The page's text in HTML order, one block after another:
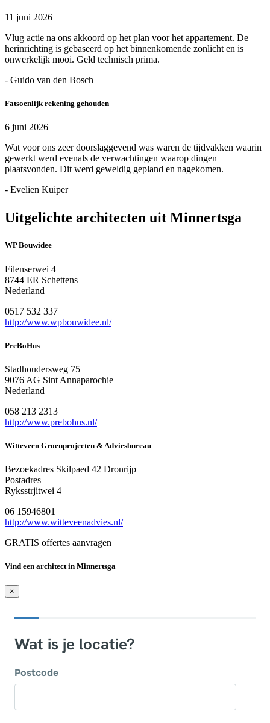
11 juni 2026
Vlug actie na ons akkoord op het plan voor het appartement. De
herinrichting is gebaseerd op het binnenkomende zonlicht en is
onwerkelijk mooi. Geld technisch prima.
- Guido van den Bosch
Fatsoenlijk rekening gehouden
6 juni 2026
Wat voor ons zeer doorslaggevend was waren de tijdvakken waarin
gewerkt werd evenals de verwachtingen waarop dingen
plaatsvonden. Dit werd geweldig gepland en nagekomen.
- Evelien Kuiper
Uitgelichte architecten uit Minnertsga
WP Bouwidee
Filenserwei 4
8744 ER Schettens
Nederland
0517 532 337
http://www.wpbouwidee.nl/
PreBoHus
Stadhoudersweg 75
9076 AG Sint Annaparochie
Nederland
058 213 2313
http://www.prebohus.nl/
Witteveen Groenprojecten & Adviesbureau
Bezoekadres Skilpaed 42 Dronrijp
Postadres
Ryksstrjitwei 4
06 15946801
http://www.witteveenadvies.nl/
GRATIS offertes aanvragen
Vind een architect in Minnertsga
×